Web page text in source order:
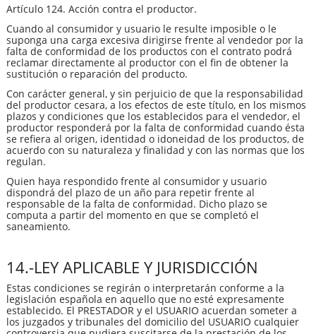
Artículo 124. Acción contra el productor.
Cuando al consumidor y usuario le resulte imposible o le
suponga una carga excesiva dirigirse frente al vendedor por la
falta de conformidad de los productos con el contrato podrá
reclamar directamente al productor con el fin de obtener la
sustitución o reparación del producto.
Con carácter general, y sin perjuicio de que la responsabilidad
del productor cesara, a los efectos de este título, en los mismos
plazos y condiciones que los establecidos para el vendedor, el
productor responderá por la falta de conformidad cuando ésta
se refiera al origen, identidad o idoneidad de los productos, de
acuerdo con su naturaleza y finalidad y con las normas que los
regulan.
Quien haya respondido frente al consumidor y usuario
dispondrá del plazo de un año para repetir frente al
responsable de la falta de conformidad. Dicho plazo se
computa a partir del momento en que se completó el
saneamiento.
14.-LEY APLICABLE Y JURISDICCIÓN
Estas condiciones se regirán o interpretarán conforme a la
legislación española en aquello que no esté expresamente
establecido. El PRESTADOR y el USUARIO acuerdan someter a
los juzgados y tribunales del domicilio del USUARIO cualquier